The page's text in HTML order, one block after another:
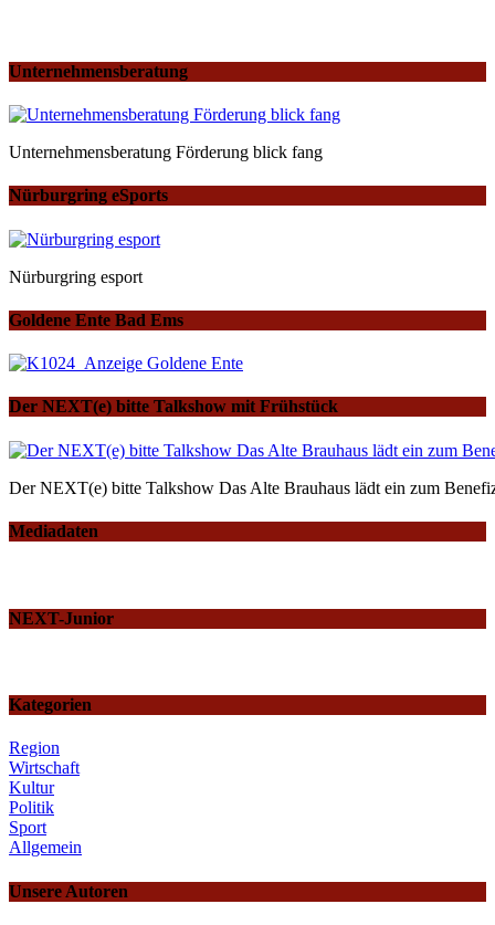
Unternehmensberatung
Unternehmensberatung Förderung blick fang
Nürburgring eSports
Nürburgring esport
Goldene Ente Bad Ems
Der NEXT(e) bitte Talkshow mit Frühstück
Der NEXT(e) bitte Talkshow Das Alte Brauhaus lädt ein zum
Mediadaten
NEXT-Junior
Kategorien
Region
Wirtschaft
Kultur
Politik
Sport
Allgemein
Unsere Autoren